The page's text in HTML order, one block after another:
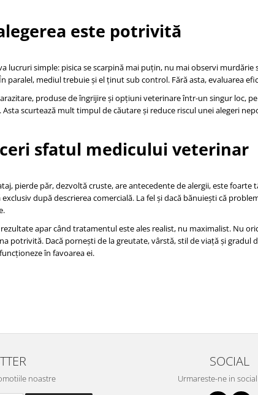
este potrivită
lucruri simple: pisica se scarpină mai puțin, nu mai observi murdărie
paralel, mediul trebuie și el ținut sub control. Fără asta, evaluarea
produse de îngrijire și opțiuni veterinare într-un singur loc, pe
scurtează mult timpul de căutare și reduce riscul unei alegeri
ceri sfatul medicului veterinar
pierde păr, dezvoltă cruste, are antecedente de alergii, este foarte
după descrierea comercială. La fel și dacă bănuiești că
apar când tratamentul este ales realist, nu maximalist. Nu
potrivită. Dacă pornești de la greutate, vârstă, stil de viață și gradul
în favoarea ei.
noastre
SOCIAL
Urmareste-ne in